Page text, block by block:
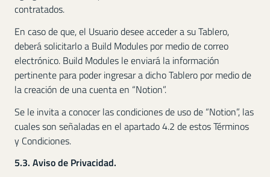
contratados.
En caso de que, el Usuario desee acceder a su Tablero,
deberá solicitarlo a Build Modules por medio de correo
electrónico. Build Modules le enviará la información
pertinente para poder ingresar a dicho Tablero por medio de
la creación de una cuenta en “Notion”.
Se le invita a conocer las condiciones de uso de “Notion”, las
cuales son señaladas en el apartado 4.2 de estos Términos
y Condiciones.
5.3. Aviso de Privacidad.